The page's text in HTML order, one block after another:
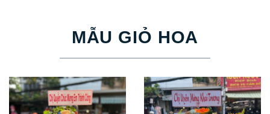
MẪU GIỎ HOA